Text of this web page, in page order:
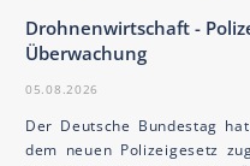
Drohnenwirtschaft -
Überwachung
05.08.2026
Der Deutsche Bundestag
dem neuen Polizeigesetz